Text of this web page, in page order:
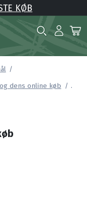
KØB
dens online køb
.